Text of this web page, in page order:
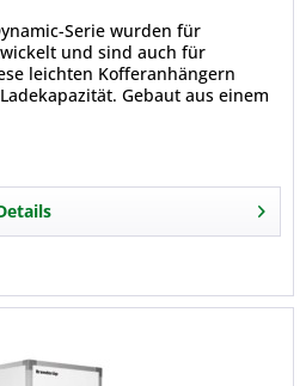
Serie wurden für
und sind auch für
leichten Kofferanhängern
Gebaut aus einem